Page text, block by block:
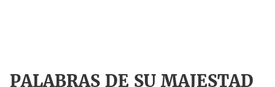
PALABRAS DE SU MAJESTAD